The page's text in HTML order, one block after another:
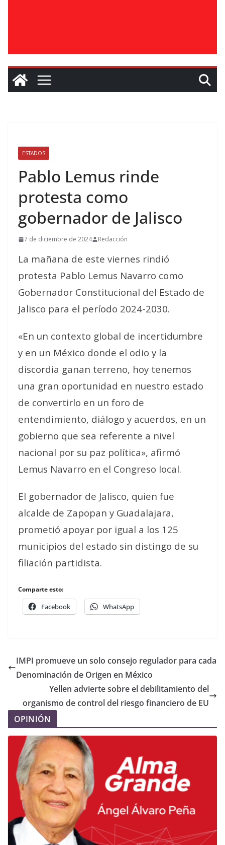
ESTADOS
Pablo Lemus rinde
protesta como
gobernador de Jalisco
7 de diciembre de 2024 Redacción
La mañana de este viernes rindió
protesta Pablo Lemus Navarro como
Gobernador Constitucional del Estado de
Jalisco para el período 2024-2030.
«En un contexto global de incertidumbre
y en un México donde el odio y la
discordia ganan terreno, hoy tenemos
una gran oportunidad en nuestro estado
de convertirlo en un foro de
entendimiento, diálogo y acuerdos, en un
gobierno que sea referente a nivel
nacional por su paz política», afirmó
Lemus Navarro en el Congreso local.
El gobernador de Jalisco, quien fue
alcalde de Zapopan y Guadalajara,
prometió apoyar por igual a los 125
municipios del estado sin distingo de su
filiación partidista.
Comparte esto:
Facebook WhatsApp
IMPI promueve un solo consejo regulador para cada
Denominación de Origen en México
Yellen advierte sobre el debilitamiento del
organismo de control del riesgo financiero de EU
OPINIÓN